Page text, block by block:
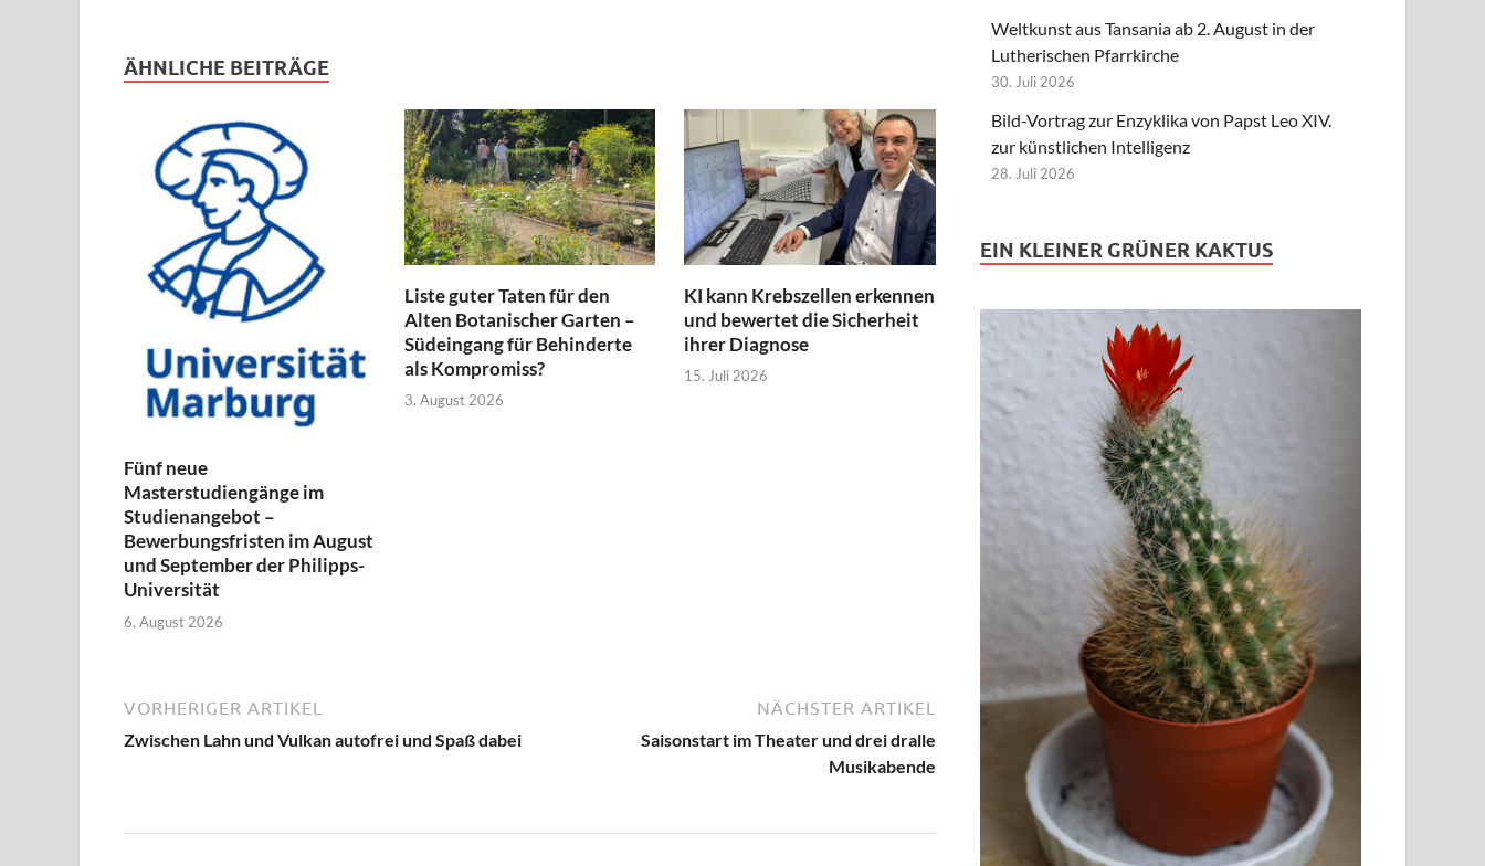
ÄHNLICHE BEITRÄGE
Fünf neue
Masterstudiengänge im
Studienangebot –
Bewerbungsfristen im August
und September der Philipps-
Universität
6. August 2026
Liste guter Taten für den
Alten Botanischer Garten –
Südeingang für Behinderte
als Kompromiss?
3. August 2026
KI kann Krebszellen erkennen
und bewertet die Sicherheit
ihrer Diagnose
15. Juli 2026
VORHERIGER ARTIKEL
Zwischen Lahn und Vulkan autofrei und Spaß dabei
NÄCHSTER ARTIKEL
Saisonstart im Theater und drei dralle
Musikabende
Weltkunst aus Tansania ab 2. August in der
Lutherischen Pfarrkirche
30. Juli 2026
Bild-Vortrag zur Enzyklika von Papst Leo XIV.
zur künstlichen Intelligenz
28. Juli 2026
EIN KLEINER GRÜNER KAKTUS